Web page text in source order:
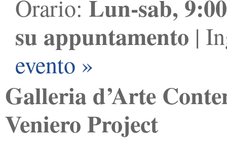
Orario: Lun-sab,
su appuntamento |
evento »
Galleria d’Arte
Veniero Project